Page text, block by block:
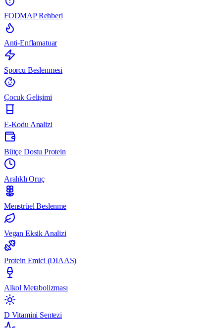
FODMAP Rehberi
Anti-Enflamatuar
Sporcu Beslenmesi
Çocuk Gelişimi
E-Kodu Analizi
Bütçe Dostu Protein
Aralıklı Oruç
Menstrüel Beslenme
Vegan Eksik Analizi
Protein Emici (DIAAS)
Alkol Metabolizması
D Vitamini Sentezi